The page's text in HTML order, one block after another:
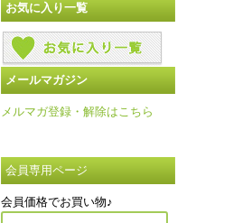
お気に入り一覧
メールマガジン
メルマガ登録・解除はこちら
会員専用ページ
会員価格でお買い物♪